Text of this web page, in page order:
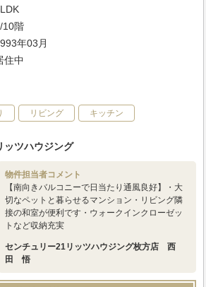
10階
年03月
住中
リビング キッチン
ッツハウジング
物件担当者コメント
【南向きバルコニーで日当たり通風良好】・大
切なペットと暮らせるマンション・リビング隣
接の和室が便利です・ウォークインクローゼッ
トなど収納充実
センチュリー21リッツハウジング枚方店 西
田 悟